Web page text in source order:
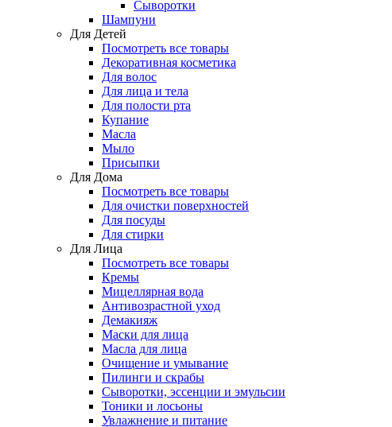
Сыворотки
Шампуни
Для Детей
Посмотреть все товары
Декоративная косметика
Для волос
Для лица и тела
Для полости рта
Купание
Масла
Мыло
Присыпки
Для Дома
Посмотреть все товары
Для очистки поверхностей
Для посуды
Для стирки
Для Лица
Посмотреть все товары
Кремы
Мицеллярная вода
Антивозрастной уход
Демакияж
Маски для лица
Масла для лица
Очищение и умывание
Пилинги и скрабы
Сыворотки, эссенции и эмульсии
Тоники и лосьоны
Увлажнение и питание